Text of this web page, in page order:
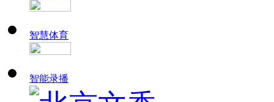
智慧体育
智能录播